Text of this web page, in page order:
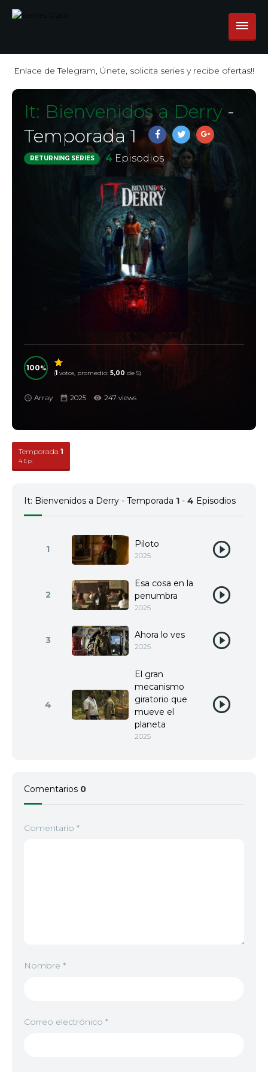
Enlace de Telegram, Únete, solicita series y recibe ofertas!!
It: Bienvenidos a Derry -
Temporada 1
RETURNING SERIES 4Episodios
100
(1 votos, promedio: 5,00 de 5)
Array 2025 247 views
Temporada1
4 Ep.
It: Bienvenidos a Derry - Temporada 1 - 4 Episodios
1 Piloto
2025
2
Esa cosa en la
penumbra
2025
3 Ahora lo ves
2025
4
El gran
mecanismo
giratorio que
mueve el
planeta
2025
Comentarios 0
Comentario *
Nombre *
Correo electrónico *